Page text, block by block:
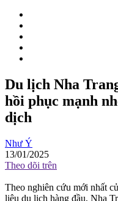
Du lịch Nha
hồi phục mạnh
dịch
Như Ý
13/01/2025
Theo dõi trên
Theo nghiên cứu mới nhất
liệu du lịch hàng đầu, Nha